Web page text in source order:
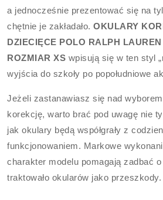
a jednocześnie prezentować się na
chętnie je zakładało.OKULARY
DZIECIĘCE POLO RALPH
ROZMIAR XS wpisują się w ten styl
wyjścia do szkoły po popołudniowe
Jeżeli zastanawiasz się nad
korekcję, warto brać pod uwagę nie
jak okulary będą współgrały z
funkcjonowaniem. Markowe
charakter modelu pomagają zadbać
traktowało okularów jako przeszkody.